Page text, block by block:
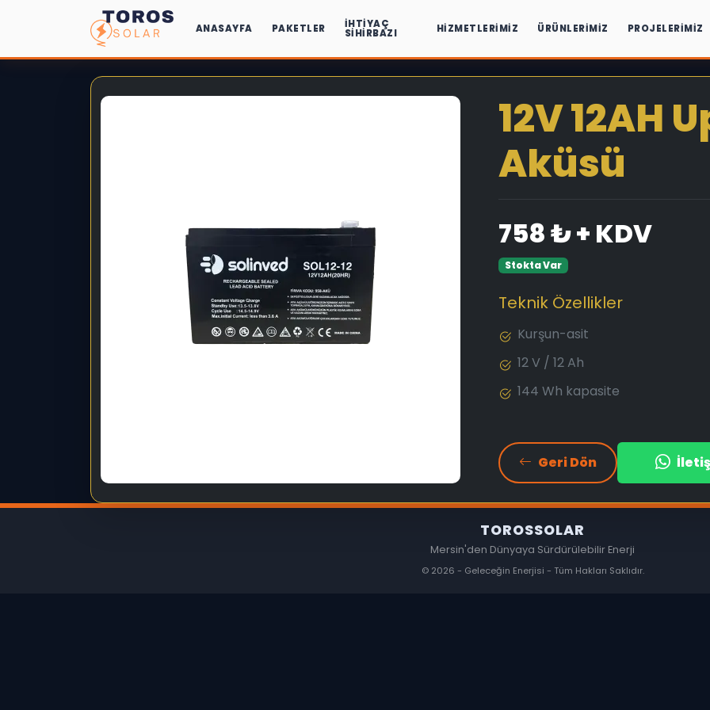
ANASAYFA PAKETLER İHTIYAÇ
SIHIRBAZI HIZMETLERIMIZ ÜRÜNLERIMIZ PROJELERIMIZ
12V 12AH
Aküsü
758 ₺ + KDV
Stokta Var
Teknik Özellikler
Kurşun-asit
12 V / 12 Ah
144 Wh kapasite
Geri Dön
TOROSSOLAR
Mersin'den Dünyaya Sürdürülebilir Enerji
© 2026 - Geleceğin Enerjisi - Tüm Hakları Saklıdır.